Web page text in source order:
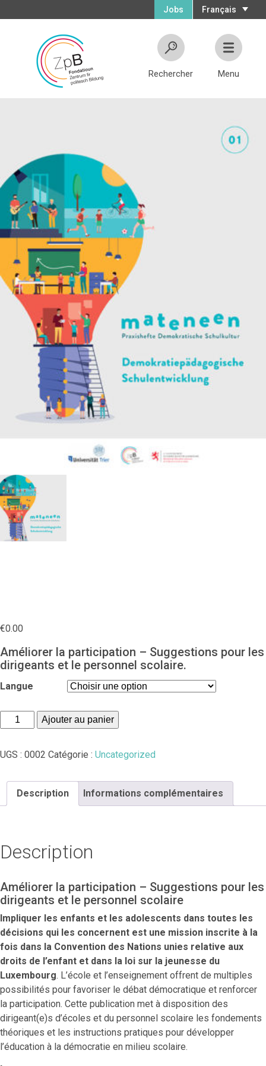
Français
Jobs
Rechercher Menu
€0.00
Améliorer la participation – Suggestions pour les
dirigeants et le personnel scolaire.
Langue
quantité
de
-
l'école
Ajouter au panier
UGS : 0002 Catégorie : Uncategorized
Description Informations complémentaires
Description
Améliorer la participation – Suggestions pour les
dirigeants et le personnel scolaire
Impliquer les enfants et les adolescents dans toutes les
décisions qui les concernent est une mission inscrite à la
fois dans la Convention des Nations unies relative aux
droits de l’enfant et dans la loi sur la jeunesse du
Luxembourg. L’école et l’enseignement offrent de multiples
possibilités pour favoriser le débat démocratique et renforcer
la participation. Cette publication met à disposition des
dirigeant(e)s d’écoles et du personnel scolaire les fondements
théoriques et les instructions pratiques pour développer
l’éducation à la démocratie en milieu scolaire.